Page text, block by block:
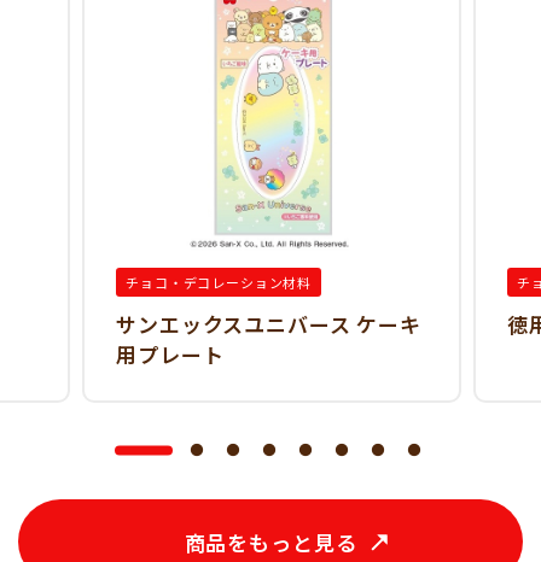
チョコ・デコレーション材料
サンエックスユニバース ケーキ
用プレート
チ
徳
商品をもっと見る